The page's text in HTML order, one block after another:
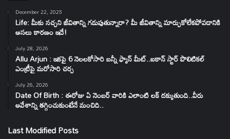
December 22, 2025
Life: మీకు నచ్చని జీవితాన్ని గడుపుతున్నారా? మీ జీవితాన్ని మార్చుకోలేకపోవడానికి
అసలు కారణం ఇదే!
July 28, 2026
Allu Arjun : ఇకపై 6 నెలలకోసారి బన్నీ ఫ్యాన్ మీట్..ఐకాన్ స్టార్ పొలిటికల్
ఎంట్రీపై మరోసారి చర్చ
July 26, 2026
Date Of Birth : ఈరోజు ఏ నెంబర్ వారికి ఎలాంటి లక్ దక్కుతుంది..వీరు
ఆవేశాన్ని తగ్గించుకుంటేనే మంచిది..
Last Modified Posts